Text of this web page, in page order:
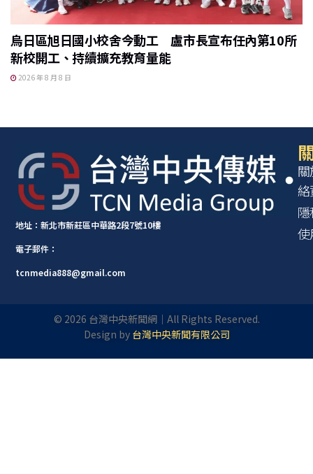
烏日區旭日國小校舍今動工 盧市長宣布任內第10所
新校開工、持續擴充教育量能
2026 年 8 月 8 日
地址：新北市新莊區中華路2段7號10樓
電子郵件：
tcnmedia888@gmail.com
© 2026 台灣中央新聞網｜All Rights Reserved.
Design by 台灣中央新聞有限公司